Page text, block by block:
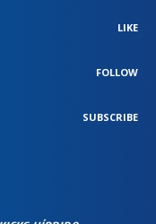
LIKE
FOLLOW
SUBSCRIBE